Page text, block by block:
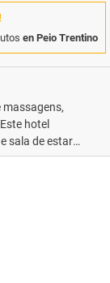
en Peio Trentino
massagens,
hotel
sala de estar
oficial por
presentes
e um cofre na